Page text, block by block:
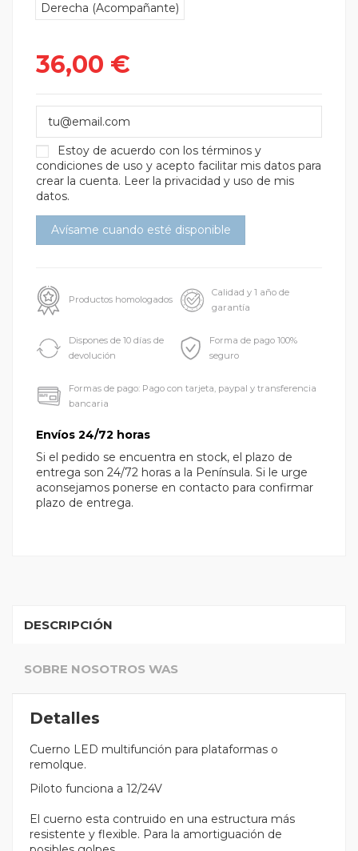
Derecha (Acompañante)
36,00 €
Estoy de acuerdo con los términos y
condiciones de uso y acepto facilitar mis datos para
crear la cuenta. Leer la privacidad y uso de mis
datos.
Productos homologados
Calidad y 1 año de
garantía
Dispones de 10 días de
devolución
Forma de pago 100%
seguro
Formas de pago: Pago con tarjeta, paypal y transferencia
bancaria
Envíos 24/72 horas
Si el pedido se encuentra en stock, el plazo de
entrega son 24/72 horas a la Península. Si le urge
aconsejamos ponerse en contacto para confirmar
plazo de entrega.
DESCRIPCIÓN
SOBRE NOSOTROS WAS
Detalles
Cuerno LED multifunción para plataformas o
remolque.
Piloto funciona a 12/24V
El cuerno esta contruido en una estructura más
resistente y flexible. Para la amortiguación de